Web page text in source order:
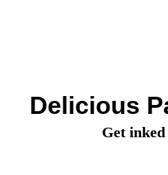
Delicious
Get